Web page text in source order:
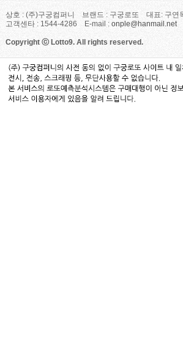
상호 : (주)구궁컴퍼니 브랜드 : 구궁로또 대표: 구연
고객센타 : 1544-4286 E-mail : onple@hanmail.net
Copyright ⓒ Lotto9. All rights reserved.